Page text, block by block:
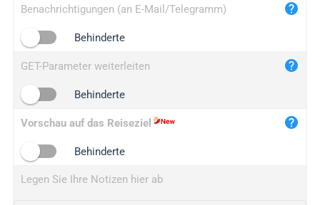
Benachrichtigungen (an E-Mail/Telegramm)
Behinderte
GET-Parameter weiterleiten
Behinderte
Vorschau auf das Reiseziel
Behinderte
Legen Sie Ihre Notizen hier ab